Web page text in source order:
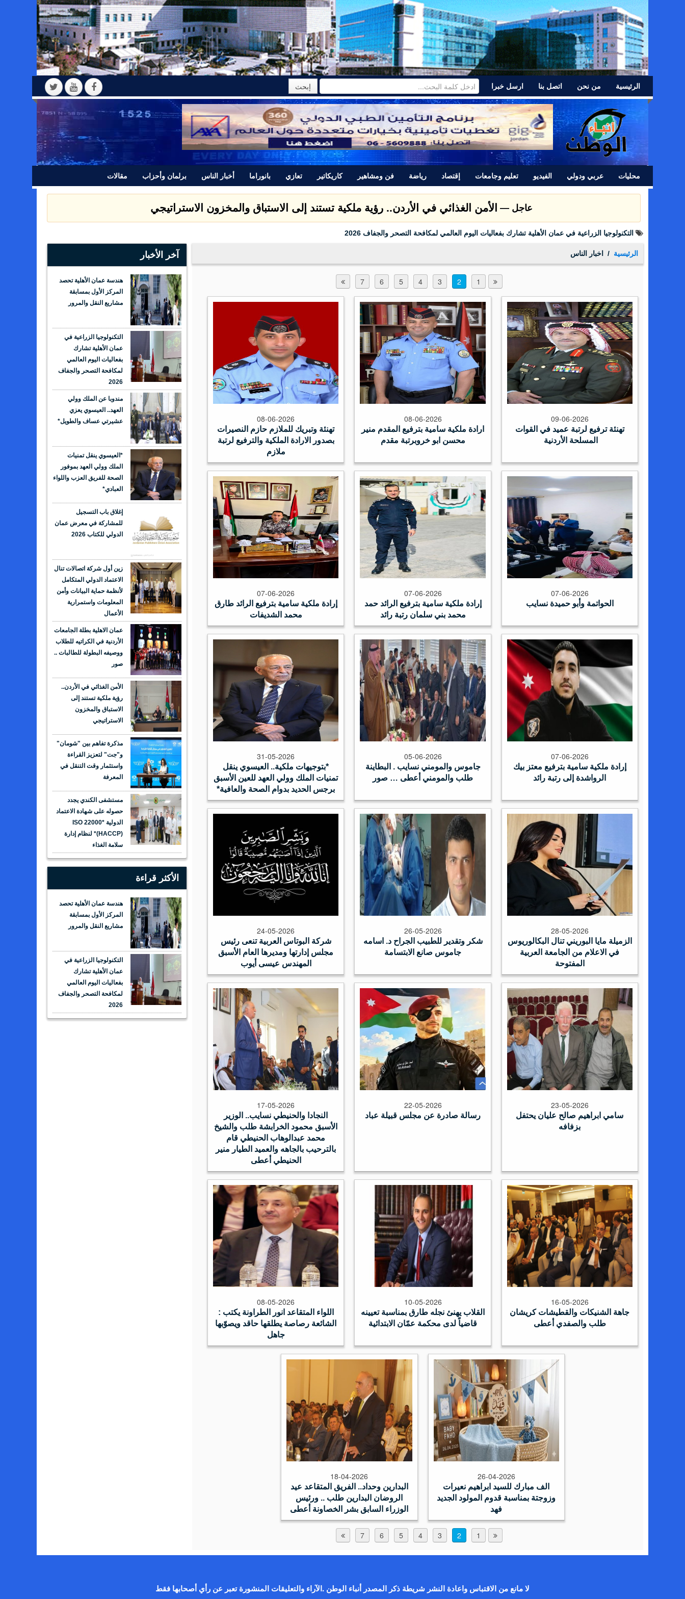
الرئيسية من نحن اتصل بنا ارسل خبرا
محليات عربي ودولي الفيديو تعليم وجامعات إقتصاد رياضة فن ومشاهير كاريكاتير تعازي بانوراما أخبار الناس برلمان وأحزاب مقالات
عاجل —عشائر اللد تتبرأ من المجرم ياسر اللحام الذي قتل نور برغل وتصدر بيانا للرأي العام
الرئيسية اخبار الناس
1
2
3
4
5
6
7
09-06-2026
تهنئة ترفيع لرتبة عميد في القوات
المسلحة الأردنية
08-06-2026
ارادة ملكية سامية بترفيع المقدم منير
محسن ابو خروبرتبة مقدم
08-06-2026
تهنئة وتبريك للملازم حازم النصيرات
بصدور الارادة الملكية والترفيع لرتبة
ملازم
07-06-2026
الحواتمة وأبو حميدة نسايب
07-06-2026
إرادة ملكية سامية بترفيع الرائد حمد
محمد بني سلمان رتبة رائد
07-06-2026
إرادة ملكية سامية بترفيع الرائد طارق
محمد الشديفات
07-06-2026
إرادة ملكية سامية بترفيع معتز بيك
الرواشدة إلى رتبة رائد
05-06-2026
جاموس والمومني نسايب . البطاينة
طلب والمومني أعطى … صور
31-05-2026
*بتوجيهات ملكية.. العيسوي ينقل
تمنيات الملك وولي العهد للعين الأسبق
برجس الحديد بدوام الصحة والعافية*
28-05-2026
الزميلة مايا البوريني تنال البكالوريوس
في الاعلام من الجامعة العربية
المفتوحة
26-05-2026
شكر وتقدير للطبيب الجراح د. اسامه
جاموس صانع الابتسامة
24-05-2026
شركة البوتاس العربية تنعى رئيس
مجلس إدارتها ومديرها العام الأسبق
المهندس عيسى أيوب
23-05-2026
سامي ابراهيم صالح عليان يحتفل
بزفافه
22-05-2026
رسالة صادرة عن مجلس قبيلة عباد
17-05-2026
النجادا والحنيطي نسايب.. الوزير
الأسبق محمود الخرابشة طلب والشيخ
محمد عبدالوهاب الحنيطي قام
بالترحيب بالجاهه والعميد الطيار منير
الحنيطي أعطى
16-05-2026
جاهة الشنيكات والقطيشات كريشان
طلب والصفدي أعطى
10-05-2026
القلاب يهنئ نجله طارق بمناسبة تعيينه
قاضياً لدى محكمة عمّان الابتدائية
08-05-2026
اللواء المتقاعد انور الطراونة يكتب :
الشائعة رصاصة يطلقها حاقد ويصوّبها
جاهل
26-04-2026
الف مبارك للسيد ابراهيم نعيرات
وزوجتة بمناسبة قدوم المولود الجديد
فهد
18-04-2026
البدارين وحداد.. الفريق المتقاعد عيد
الروضان البدارين طلب .. ورئيس
الوزراء السابق بشر الخصاونة أعطى
1
2
3
4
5
6
7
آخر الأخبار
هندسة عمان الأهلية تحصد
المركز الأول بمسابقة
مشاريع النقل والمرور
التكنولوجيا الزراعية في
عمان الأهلية تشارك
بفعاليات اليوم العالمي
لمكافحة التصحر والجفاف
2026
مندوبا عن الملك وولي
العهد.. العيسوي يعزي
عشيرتي عساف والطويل*
*العيسوي ينقل تمنيات
الملك وولي العهد بموفور
الصحة للفريق العزب واللواء
العبادي*
إغلاق باب التسجيل
للمشاركة في معرض عمان
الدولي للكتاب 2026
زين أول شركة اتصالات تنال
الاعتماد الدولي المتكامل
لأنظمة حماية البيانات وأمن
المعلومات واستمرارية
الأعمال
عمان الاهلية بطلة الجامعات
الأردنية في الكراتيه للطلاب
ووصيفه البطولة للطالبات ..
صور
الأمن الغذائي في الأردن..
رؤية ملكية تستند إلى
الاستباق والمخزون
الاستراتيجي
مذكرة تفاهم بين "شومان"
و"جت" لتعزيز القراءة
واستثمار وقت التنقل في
المعرفة
مستشفى الكندي يجدد
حصوله على شهادة الاعتماد
الدولية *ISO 22000
(HACCP)* لنظام إدارة
سلامة الغذاء
الأكثر قراءة
هندسة عمان الأهلية تحصد
المركز الأول بمسابقة
مشاريع النقل والمرور
التكنولوجيا الزراعية في
عمان الأهلية تشارك
بفعاليات اليوم العالمي
لمكافحة التصحر والجفاف
2026
لا مانع من الاقتباس واعادة النشر شريطة ذكر المصدر أنباء الوطن .الآراء والتعليقات المنشورة تعبر عن رأي أصحابها فقط